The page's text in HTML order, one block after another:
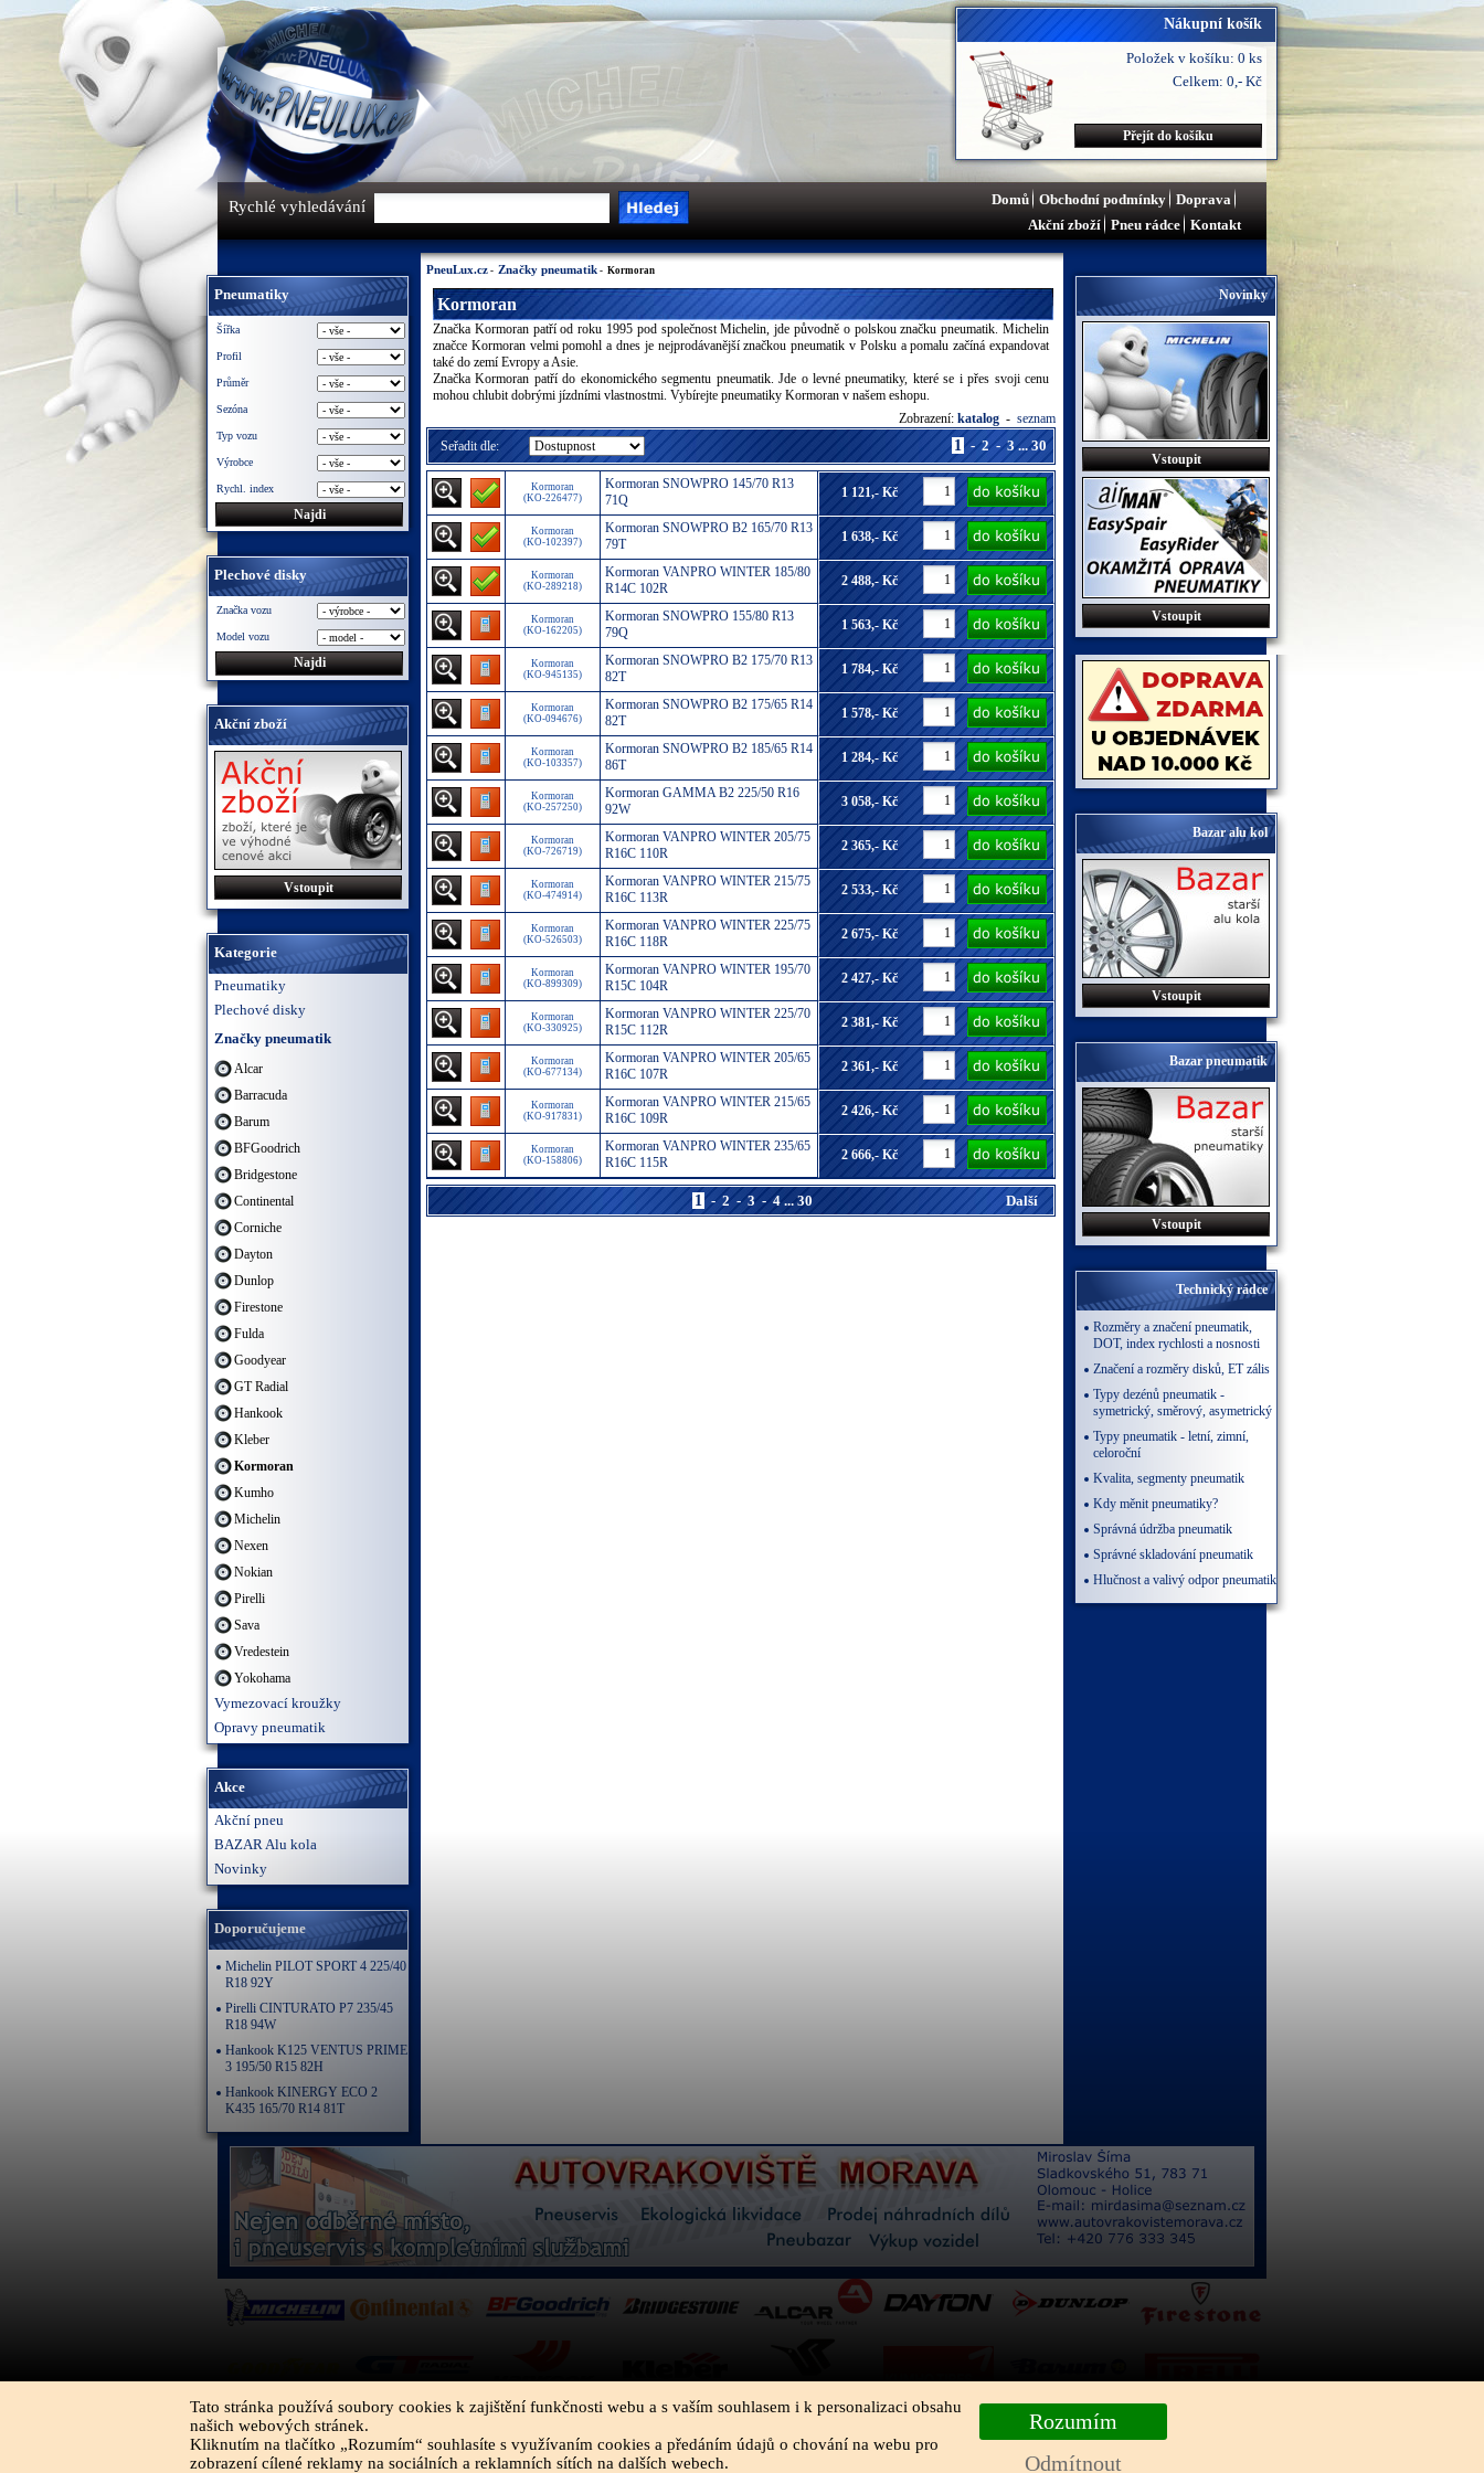
Nákupní košík
Položek v košíku: 0 ks
Celkem: 0,- Kč
Přejít do košíku
Rychlé vyhledávání Domů Obchodní podmínky Doprava
Akční zboží Pneu rádce Kontakt
Pneumatiky
Šířka
Profil
Průměr
Sezóna
Typ vozu
Výrobce
Rychl. index
Plechové disky
Značka vozu
Model vozu
Akční zboží
Vstoupit
Kategorie
Pneumatiky
Plechové disky
Značky pneumatik
Alcar
Barracuda
Barum
BFGoodrich
Bridgestone
Continental
Corniche
Dayton
Dunlop
Firestone
Fulda
Goodyear
GT Radial
Hankook
Kleber
Kormoran
Kumho
Michelin
Nexen
Nokian
Pirelli
Sava
Vredestein
Yokohama
Vymezovací kroužky
Opravy pneumatik
Akce
Akční pneu
BAZAR Alu kola
Novinky
Doporučujeme
Michelin PILOT SPORT 4 225/40
R18 92Y
Pirelli CINTURATO P7 235/45
R18 94W
Hankook K125 VENTUS PRIME
3 195/50 R15 82H
Hankook KINERGY ECO 2
K435 165/70 R14 81T
PneuLux.cz - Značky pneumatik - Kormoran
Kormoran
Značka Kormoran patří od roku 1995 pod společnost Michelin, jde původně o polskou značku pneumatik. Michelin
značce Kormoran velmi pomohl a dnes je nejprodávanější značkou pneumatik v Polsku a pomalu začíná expandovat
také do zemí Evropy a Asie.
Značka Kormoran patří do ekonomického segmentu pneumatik. Jde o levné pneumatiky, které se i přes svoji cenu
mohou chlubit dobrými jízdními vlastnostmi. Vybírejte pneumatiky Kormoran v našem eshopu.
Zobrazení: katalog - seznam
Seřadit dle:
1 - 2 - 3 ... 30
Kormoran
(KO-226477)
Kormoran SNOWPRO 145/70 R13
71Q
1 121,- Kč
Kormoran
(KO-102397)
Kormoran SNOWPRO B2 165/70 R13
79T
1 638,- Kč
Kormoran
(KO-289218)
Kormoran VANPRO WINTER 185/80
R14C 102R
2 488,- Kč
Kormoran
(KO-162205)
Kormoran SNOWPRO 155/80 R13
79Q
1 563,- Kč
Kormoran
(KO-945135)
Kormoran SNOWPRO B2 175/70 R13
82T
1 784,- Kč
Kormoran
(KO-094676)
Kormoran SNOWPRO B2 175/65 R14
82T
1 578,- Kč
Kormoran
(KO-103357)
Kormoran SNOWPRO B2 185/65 R14
86T
1 284,- Kč
Kormoran
(KO-257250)
Kormoran GAMMA B2 225/50 R16
92W
3 058,- Kč
Kormoran
(KO-726719)
Kormoran VANPRO WINTER 205/75
R16C 110R
2 365,- Kč
Kormoran
(KO-474914)
Kormoran VANPRO WINTER 215/75
R16C 113R
2 533,- Kč
Kormoran
(KO-526503)
Kormoran VANPRO WINTER 225/75
R16C 118R
2 675,- Kč
Kormoran
(KO-899309)
Kormoran VANPRO WINTER 195/70
R15C 104R
2 427,- Kč
Kormoran
(KO-330925)
Kormoran VANPRO WINTER 225/70
R15C 112R
2 381,- Kč
Kormoran
(KO-677134)
Kormoran VANPRO WINTER 205/65
R16C 107R
2 361,- Kč
Kormoran
(KO-917831)
Kormoran VANPRO WINTER 215/65
R16C 109R
2 426,- Kč
Kormoran
(KO-158806)
Kormoran VANPRO WINTER 235/65
R16C 115R
2 666,- Kč
1 - 2 - 3 - 4 ... 30 Další
Novinky
Vstoupit
Vstoupit
Bazar alu kol
Vstoupit
Bazar pneumatik
Vstoupit
Technický rádce
Rozměry a značení pneumatik,
DOT, index rychlosti a nosnosti
Značení a rozměry disků, ET zális
Typy dezénů pneumatik -
symetrický, směrový, asymetrický
Typy pneumatik - letní, zimní,
celoroční
Kvalita, segmenty pneumatik
Kdy měnit pneumatiky?
Správná údržba pneumatik
Správné skladování pneumatik
Hlučnost a valivý odpor pneumatik
Tato stránka používá soubory cookies k zajištění funkčnosti webu a s vaším souhlasem i k personalizaci obsahu
našich webových stránek.
Kliknutím na tlačítko „Rozumím“ souhlasíte s využívaním cookies a předáním údajů o chování na webu pro
zobrazení cílené reklamy na sociálních a reklamních sítích na dalších webech.
Rozumím
Odmítnout